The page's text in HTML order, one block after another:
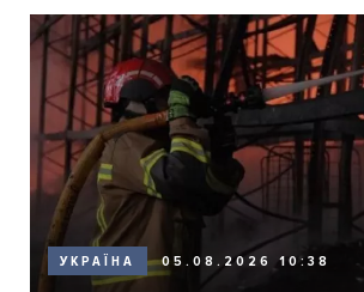
УКРАЇНА 05.08.2026 10:38